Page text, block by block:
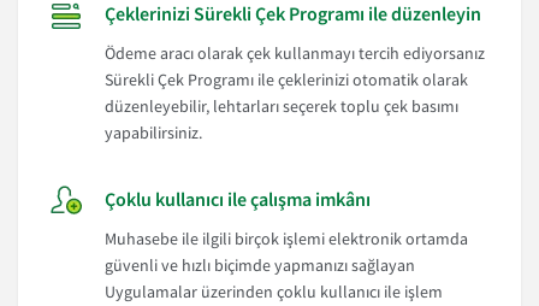
Çeklerinizi Sürekli Çek Programı ile düzenleyin
Ödeme aracı olarak çek kullanmayı tercih ediyorsanız
Sürekli Çek Programı ile çeklerinizi otomatik olarak
düzenleyebilir, lehtarları seçerek toplu çek basımı
yapabilirsiniz.
Çoklu kullanıcı ile çalışma imkânı
Muhasebe ile ilgili birçok işlemi elektronik ortamda
güvenli ve hızlı biçimde yapmanızı sağlayan
Uygulamalar üzerinden çoklu kullanıcı ile işlem